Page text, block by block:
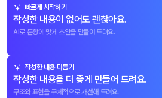
빠르게 시작하기
작성한 내용이 없어도 괜찮아요.
AI로 문항에 맞게 초안을 만들어 드려요.
작성한 내용 다듬기
작성한 내용을 더 좋게 만들어 드려요.
구조와 표현을 구체적으로 개선해 드려요.